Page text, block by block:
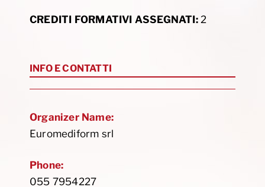
CREDITI FORMATIVI ASSEGNATI:2
INFO E CONTATTI
Organizer Name:
Euromediform srl
Phone:
055 7954227